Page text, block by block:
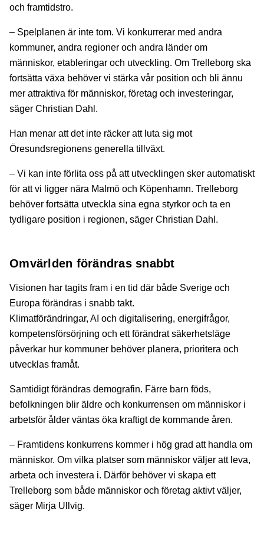
och framtidstro.
– Spelplanen är inte tom. Vi konkurrerar med andra
kommuner, andra regioner och andra länder om
människor, etableringar och utveckling. Om Trelleborg ska
fortsätta växa behöver vi stärka vår position och bli ännu
mer attraktiva för människor, företag och investeringar,
säger Christian Dahl.
Han menar att det inte räcker att luta sig mot
Öresundsregionens generella tillväxt.
– Vi kan inte förlita oss på att utvecklingen sker automatiskt
för att vi ligger nära Malmö och Köpenhamn. Trelleborg
behöver fortsätta utveckla sina egna styrkor och ta en
tydligare position i regionen, säger Christian Dahl.
Omvärlden förändras snabbt
Visionen har tagits fram i en tid där både Sverige och
Europa förändras i snabb takt.
Klimatförändringar, AI och digitalisering, energifrågor,
kompetensförsörjning och ett förändrat säkerhetsläge
påverkar hur kommuner behöver planera, prioritera och
utvecklas framåt.
Samtidigt förändras demografin. Färre barn föds,
befolkningen blir äldre och konkurrensen om människor i
arbetsför ålder väntas öka kraftigt de kommande åren.
– Framtidens konkurrens kommer i hög grad att handla om
människor. Om vilka platser som människor väljer att leva,
arbeta och investera i. Därför behöver vi skapa ett
Trelleborg som både människor och företag aktivt väljer,
säger Mirja Ullvig.